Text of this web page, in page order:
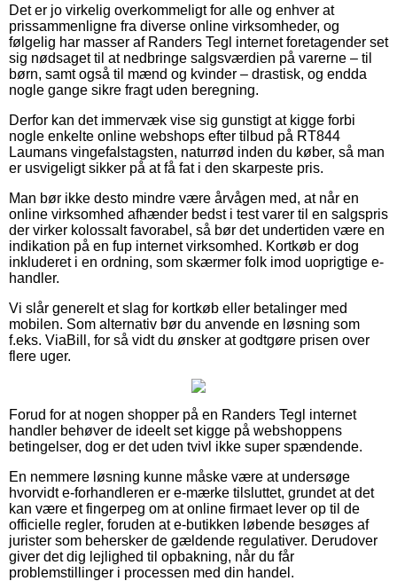
Det er jo virkelig overkommeligt for alle og enhver at
prissammenligne fra diverse online virksomheder, og
følgelig har masser af Randers Tegl internet foretagender set
sig nødsaget til at nedbringe salgsværdien på varerne – til
børn, samt også til mænd og kvinder – drastisk, og endda
nogle gange sikre fragt uden beregning.
Derfor kan det immervæk vise sig gunstigt at kigge forbi
nogle enkelte online webshops efter tilbud på RT844
Laumans vingefalstagsten, naturrød inden du køber, så man
er usvigeligt sikker på at få fat i den skarpeste pris.
Man bør ikke desto mindre være årvågen med, at når en
online virksomhed afhænder bedst i test varer til en salgspris
der virker kolossalt favorabel, så bør det undertiden være en
indikation på en fup internet virksomhed. Kortkøb er dog
inkluderet i en ordning, som skærmer folk imod uoprigtige e-
handler.
Vi slår generelt et slag for kortkøb eller betalinger med
mobilen. Som alternativ bør du anvende en løsning som
f.eks. ViaBill, for så vidt du ønsker at godtgøre prisen over
flere uger.
Forud for at nogen shopper på en Randers Tegl internet
handler behøver de ideelt set kigge på webshoppens
betingelser, dog er det uden tvivl ikke super spændende.
En nemmere løsning kunne måske være at undersøge
hvorvidt e-forhandleren er e-mærke tilsluttet, grundet at det
kan være et fingerpeg om at online firmaet lever op til de
officielle regler, foruden at e-butikken løbende besøges af
jurister som behersker de gældende regulativer. Derudover
giver det dig lejlighed til opbakning, når du får
problemstillinger i processen med din handel.